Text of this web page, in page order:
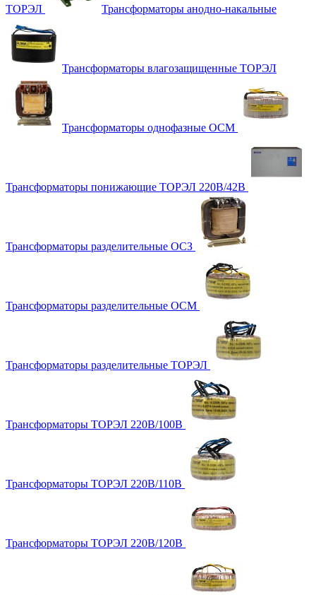
ТОРЭЛ Трансформаторы анодно-накальные
Трансформаторы влагозащищенные ТОРЭЛ
Трансформаторы однофазные ОСМ
Трансформаторы понижающие ТОРЭЛ 220В/42В
Трансформаторы разделительные ОСЗ
Трансформаторы разделительные ОСМ
Трансформаторы разделительные ТОРЭЛ
Трансформаторы ТОРЭЛ 220В/100В
Трансформаторы ТОРЭЛ 220В/110В
Трансформаторы ТОРЭЛ 220В/120В